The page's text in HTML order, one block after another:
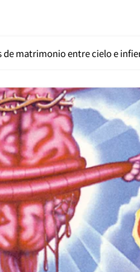
de matrimonio entre cielo e